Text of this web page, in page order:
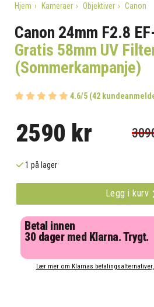
Hjem Kameraer Objektiver Canon
Canon 24mm F2.8
Gratis 58mm UV
(Sommerkampanje)
4.6/5 (42
2590 kr
1 på lager
Legg i kurv
Betal innen
30 dager med Klarna. Trygt.
Lær mer om Klarnas